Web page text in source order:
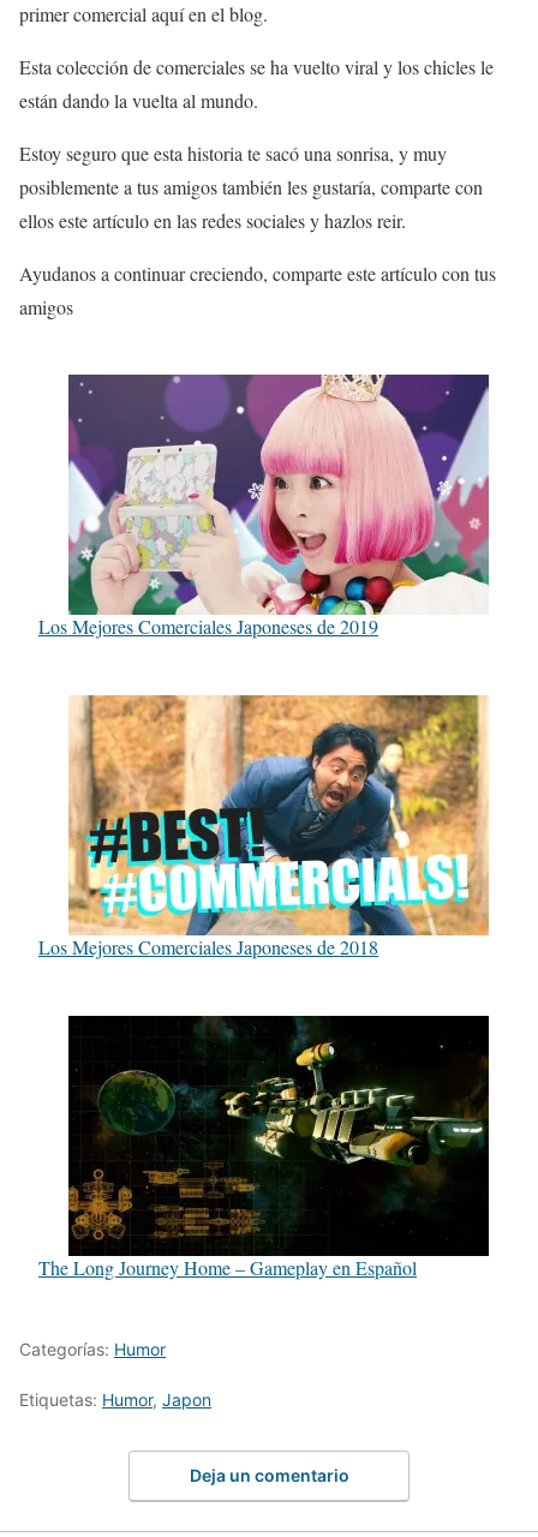
primer comercial aquí en el blog.
Esta colección de comerciales se ha vuelto viral y los chicles le
están dando la vuelta al mundo.
Estoy seguro que esta historia te sacó una sonrisa, y muy
posiblemente a tus amigos también les gustaría, comparte con
ellos este artículo en las redes sociales y hazlos reir.
Ayudanos a continuar creciendo, comparte este artículo con tus
amigos
Los Mejores Comerciales Japoneses de 2019
Los Mejores Comerciales Japoneses de 2018
The Long Journey Home – Gameplay en Español
Categorías: Humor
Etiquetas: Humor, Japon
Deja un comentario